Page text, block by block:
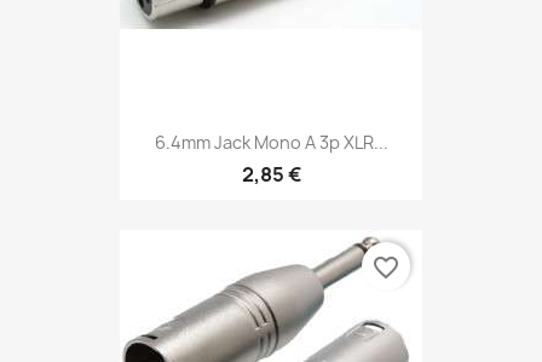
6.4mm Jack Mono A 3p XLR...
2,85 €
favorite_border